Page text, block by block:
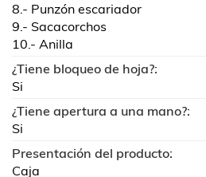
8.- Punzón escariador
9.- Sacacorchos
10.- Anilla
¿Tiene bloqueo de hoja?:
Si
¿Tiene apertura a una mano?:
Si
Presentación del producto:
Caja